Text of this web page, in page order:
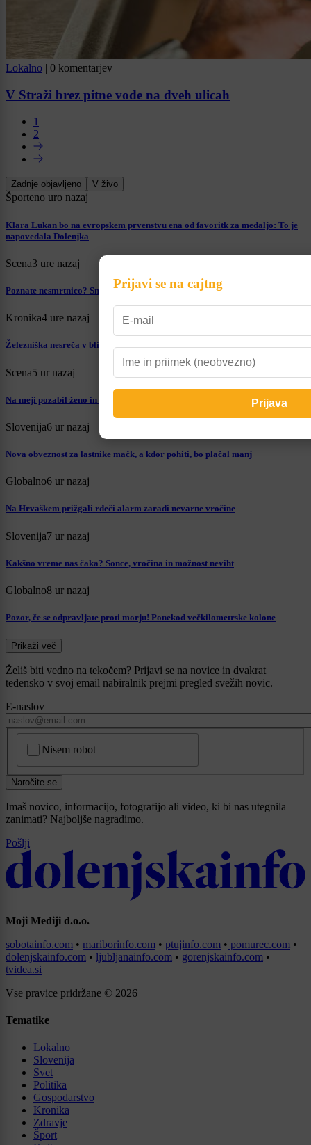
Lokalno | 0 komentarjev
V Straži brez pitne vode na dveh ulicah
1
2
Zadnje objavljeno V živo
Športeno uro nazaj
Klara Lukan bo na evropskem prvenstvu ena od favoritk za medaljo: To je
napovedala Dolenjka
Scena3 ure nazaj
Poznate nesmrtnico? Smilju pripisujejo številne blagodejne učinke
Kronika4 ure nazaj
Železniška nesreča v bližini Zagreba: Trčila vlaka, proga zaprta
Scena5 ur nazaj
Na meji pozabil ženo in se odpeljal naprej: »Si ti normalen?«
Slovenija6 ur nazaj
Nova obveznost za lastnike mačk, a kdor pohiti, bo plačal manj
Globalno6 ur nazaj
Na Hrvaškem prižgali rdeči alarm zaradi nevarne vročine
Slovenija7 ur nazaj
Kakšno vreme nas čaka? Sonce, vročina in možnost neviht
Globalno8 ur nazaj
Pozor, če se odpravljate proti morju! Ponekod večkilometrske kolone
Prikaži več
Želiš biti vedno na tekočem? Prijavi se na novice in dvakrat
tedensko v svoj email nabiralnik prejmi pregled svežih novic.
E-naslov
Nisem robot
Naročite se
Imaš novico, informacijo, fotografijo ali video, ki bi nas utegnila
zanimati? Najboljše nagradimo.
Pošlji
Moji Mediji d.o.o.
sobotainfo.com • mariborinfo.com • ptujinfo.com • pomurec.com •
dolenjskainfo.com • ljubljanainfo.com • gorenjskainfo.com •
tvidea.si
Vse pravice pridržane © 2026
Tematike
Lokalno
Slovenija
Svet
Politika
Gospodarstvo
Kronika
Zdravje
Šport
Prijavi se na cajtng